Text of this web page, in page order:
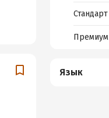
Стандарт
Премиум
Язык